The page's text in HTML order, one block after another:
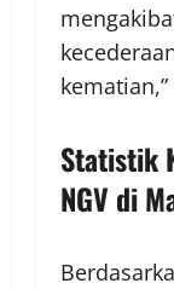
Statistik
NGV di